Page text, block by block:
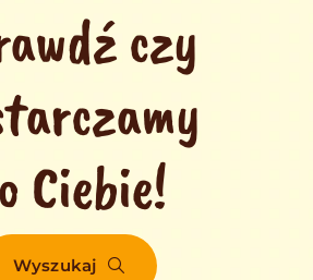
czy
Ciebie!
Wyszukaj